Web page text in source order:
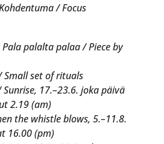
/ Focus
Pala palalta palaa / Piece by
set of rituals
17.–23.6. joka päivä
2.19 (am)
the whistle blows, 5.–11.8.
16.00 (pm)